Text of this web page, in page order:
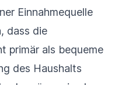
Einnahmequelle
dass die
primär als bequeme
des Haushalts